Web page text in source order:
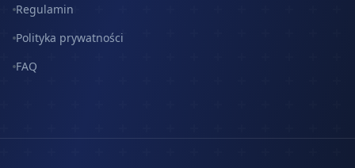
Regulamin
Polityka prywatności
FAQ